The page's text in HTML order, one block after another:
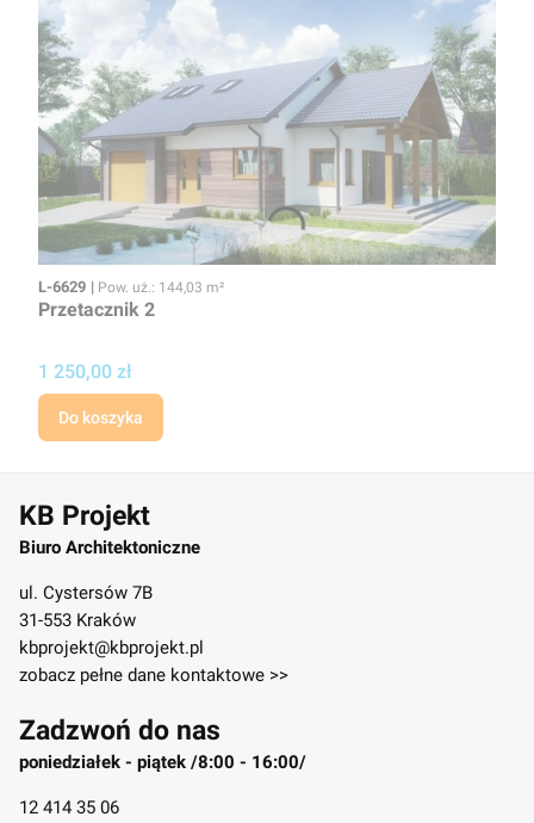
Kod
L-6629 Powierzchnia użytkowa
Pow. uż.: 144,03 m²
Przetacznik 2
Cena projektu
1 250,00 zł
Do koszyka
KB Projekt
Biuro Architektoniczne
ul. Cystersów 7B
31-553 Kraków
kbprojekt@kbprojekt.pl
zobacz pełne dane kontaktowe >>
Zadzwoń do nas
poniedziałek - piątek /8:00 - 16:00/
12 414 35 06